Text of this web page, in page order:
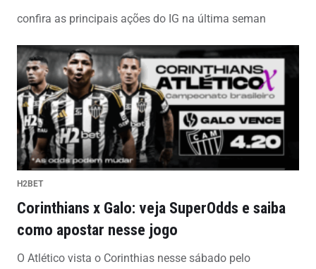
confira as principais ações do IG na última seman
H2BET
Corinthians x Galo: veja SuperOdds e saiba
como apostar nesse jogo
O Atlético vista o Corinthias nesse sábado pelo